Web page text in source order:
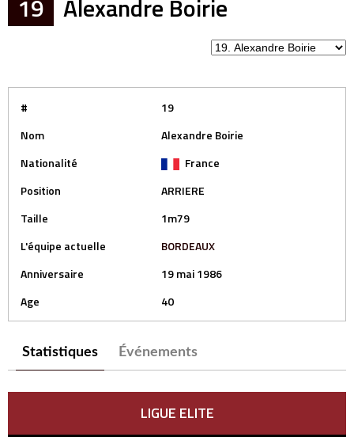
19 Alexandre Boirie
#
19
Nom
Alexandre Boirie
Nationalité
France
Position
ARRIERE
Taille
1m79
L'équipe actuelle
BORDEAUX
Anniversaire
19 mai 1986
Age
40
Statistiques Événements
LIGUE ELITE